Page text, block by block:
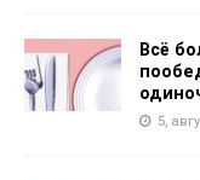
Всё
5,